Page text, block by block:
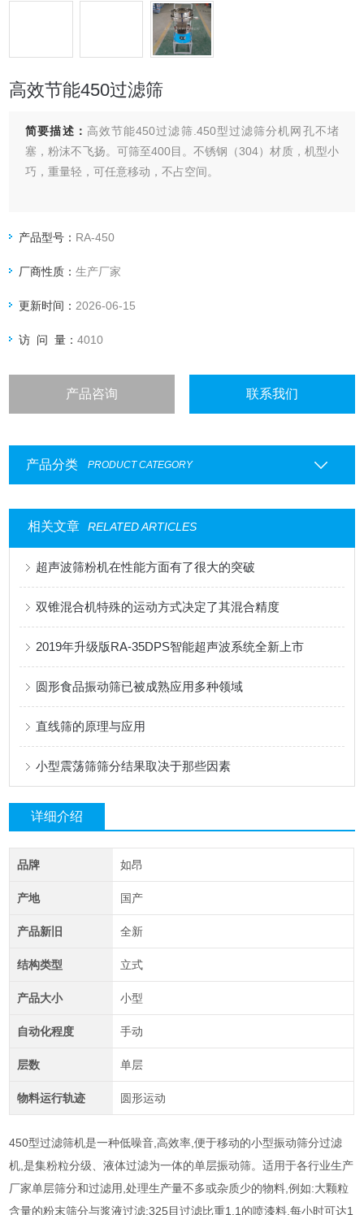
高效节能450过滤筛
简要描述： 高效节能450过滤筛.450型过滤筛分机网孔不堵
塞，粉沫不飞扬。可筛至400目。不锈钢（304）材质，机型小
巧，重量轻，可任意移动，不占空间。
产品型号： RA-450
厂商性质：生产厂家
更新时间： 2026-06-15
访 问 量：4010
产品咨询 联系我们
产品分类 PRODUCT CATEGORY
相关文章 RELATED ARTICLES
超声波筛粉机在性能方面有了很大的突破
双锥混合机特殊的运动方式决定了其混合精度
2019年升级版RA-35DPS智能超声波系统全新上市
圆形食品振动筛已被成熟应用多种领域
直线筛的原理与应用
小型震荡筛筛分结果取决于那些因素
详细介绍
品牌 如昂
产地 国产
产品新旧 全新
结构类型 立式
产品大小 小型
自动化程度 手动
层数 单层
物料运行轨迹 圆形运动
450型过滤筛机是一种低噪音 ,高效率 ,便于移动的小型振动筛分过滤
机 ,是集粉粒分级、液体过滤为一体的单层振动筛。适用于各行业生产
厂家单层筛分和过滤用 ,处理生产量不多或杂质少的物料 ,例如:大颗粒
含量的粉末筛分与浆液过滤;325目过滤比重1.1 的喷漆料 ,每小时可达1